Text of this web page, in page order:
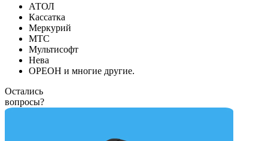
АТОЛ
Кассатка
Меркурий
МТС
Мультисофт
Нева
ОРЕОН и многие другие.
Остались
вопросы?